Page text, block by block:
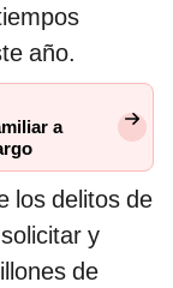
año.
a
los delitos de
y
de